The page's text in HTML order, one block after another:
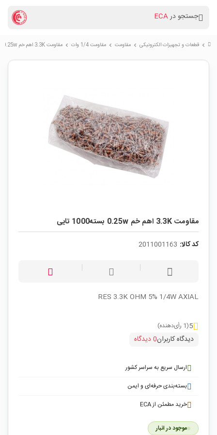
جستجو درECA
chevron_right قطعات و تجهیزات الکترونیکی chevron_right مقاومت chevron_right مقاومت 1/4 وات chevron_right مقاومت 3.3K اهم خم 0.25w بسته1000 تایی
مقاومت 3.3K اهم خم 0.25w بسته1000 تایی
کد کالا: 2011001163
RES 3.3K OHM 5% 1/4W AXIAL
5(1 رأی‌دهنده)
دیدگاه کاربران0 دیدگاه
ارسال سریع به سراسر کشور
بسته‌بندی حرفه‌ای و ایمن
خرید مطمئن از ECA
موجود در انبار